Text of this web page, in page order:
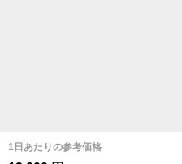
1日あたりの参考価格